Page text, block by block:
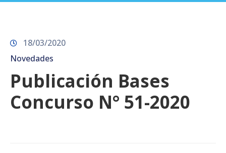
18/03/2020
Novedades
Publicación Bases
Concurso N° 51-2020